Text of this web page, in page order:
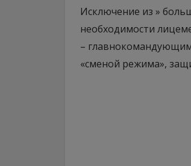
Исключение из »
необходимости
–
«сменой режима»,